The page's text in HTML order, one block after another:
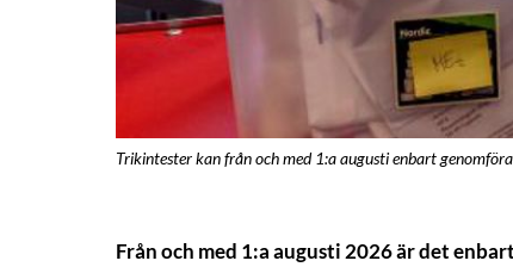
Trikintester kan från och med 1:a augusti enbart
Från och med 1:a augusti 2026 är det